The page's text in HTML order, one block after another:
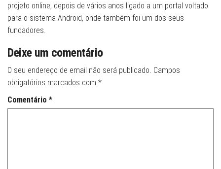
projeto online, depois de vários anos ligado a um portal voltado
para o sistema Android, onde também foi um dos seus
fundadores.
Deixe um comentário
O seu endereço de email não será publicado. Campos
obrigatórios marcados com *
Comentário *